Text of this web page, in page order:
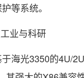
等系统。
业与科研
光3350的4U/2U